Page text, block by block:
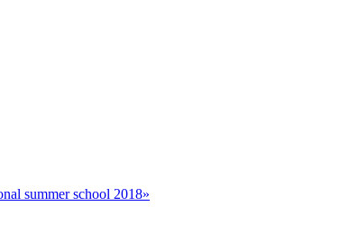
summer school 2018»